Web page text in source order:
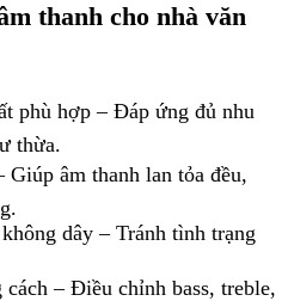
thanh cho nhà văn
phù hợp – Đáp ứng đủ nhu
thừa.
âm thanh lan tỏa đều,
dây – Tránh tình trạng
– Điều chỉnh bass, treble,